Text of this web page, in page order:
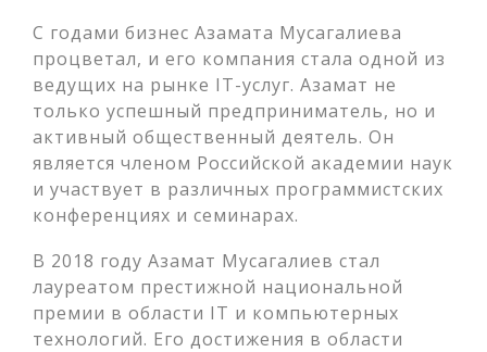
С годами бизнес Азамата Мусагалиева
процветал, и его компания стала одной из
ведущих на рынке IT-услуг. Азамат не
только успешный предприниматель, но и
активный общественный деятель. Он
является членом Российской академии наук
и участвует в различных программистских
конференциях и семинарах.
В 2018 году Азамат Мусагалиев стал
лауреатом престижной национальной
премии в области IT и компьютерных
технологий. Его достижения в области